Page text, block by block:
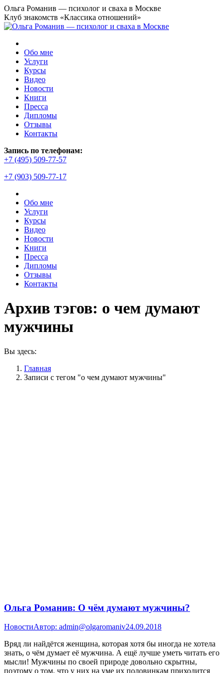
Перейти
к
содержанию
Ольга Романив — психолог и сваха в Москве
Клуб знакомств «Классика отношений»
Обо мне
Услуги
Курсы
Видео
Новости
Книги
Пресса
Дипломы
Отзывы
Контакты
Запись по телефонам:
+7 (495) 509-77-57
+7 (903) 509-77-17
Обо мне
Услуги
Курсы
Видео
Новости
Книги
Пресса
Дипломы
Отзывы
Контакты
Архив тэгов: о чем думают
мужчины
Вы здесь:
Главная
Записи с тегом "о чем думают мужчины"
Ольга Романив: О чём думают мужчины?
НовостиАвтор: admin@olgaromaniv24.09.2018
Вряд ли найдётся женщина, которая хотя бы иногда не хотела
знать, о чём думает её мужчина. А ещё лучше уметь читать его
мысли! Мужчины по своей природе довольно скрытны,
поэтому о том, что у них на уме их половинкам приходится